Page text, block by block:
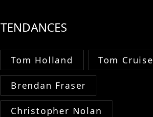
TENDANCES
Tom Holland Tom Cruise
Brendan Fraser
Christopher Nolan